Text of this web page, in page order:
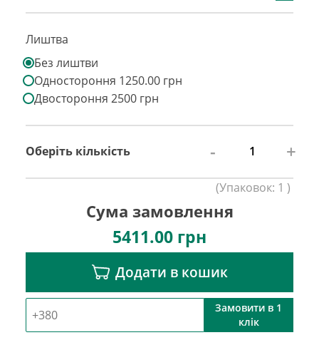
Лиштва
Без лиштви
Одностороння 1250.00 грн
Двостороння 2500 грн
Оберіть кількість - +
(Упаковок: 1 )
Сума замовлення
5411.00 грн
Додати в кошик
Замовити в 1
клік